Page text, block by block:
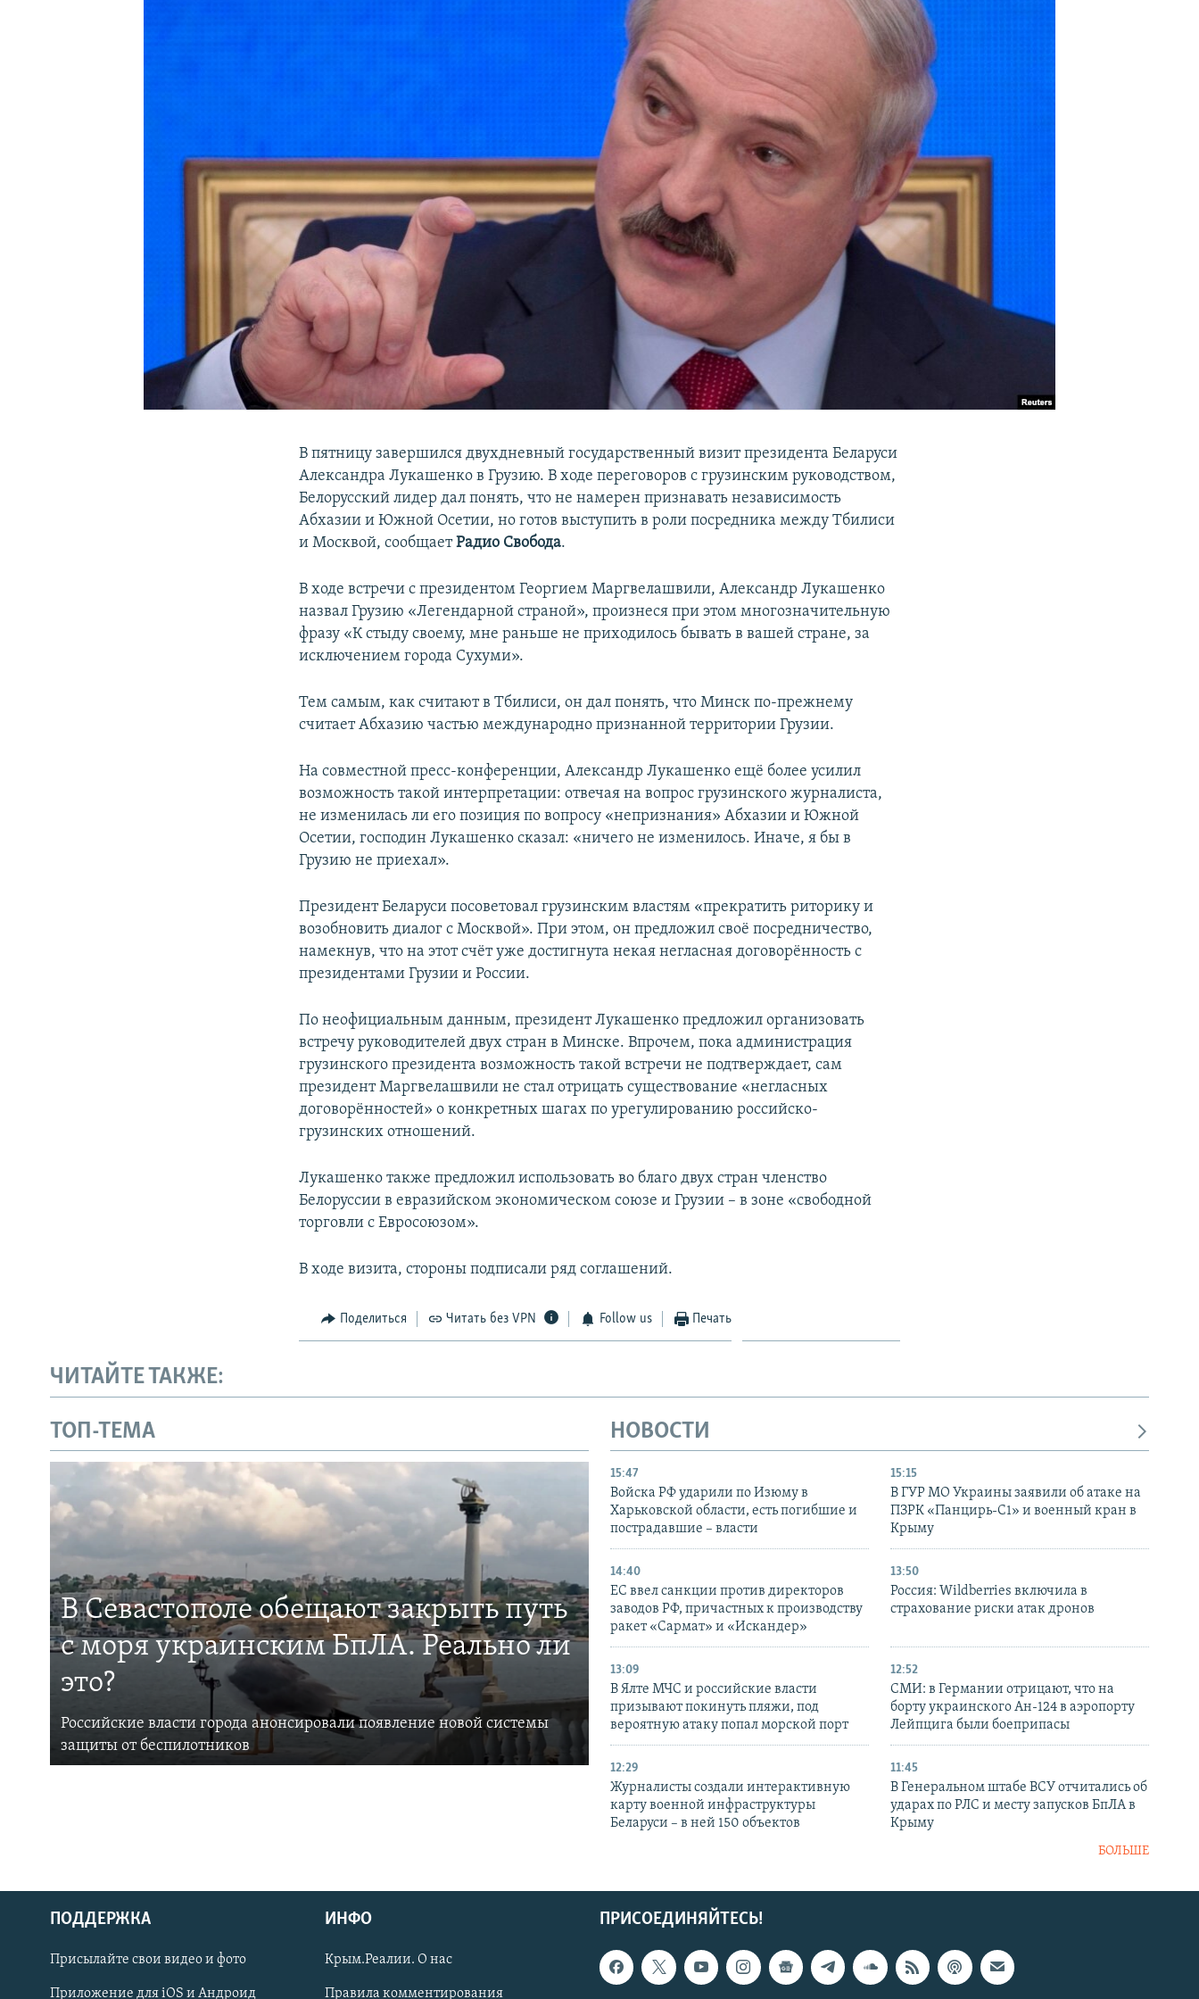
Українською
Qırımtatar
В пятницу завершился двухдневный государственный визит президента Беларуси
Александра Лукашенко в Грузию. В ходе переговоров с грузинским руководством,
Белорусский лидер дал понять, что не намерен признавать независимость
Абхазии и Южной Осетии, но готов выступить в роли посредника между Тбилиси
и Москвой, сообщаетРадио Свобода.
В ходе встречи с президентом Георгием Маргвелашвили, Александр Лукашенко
назвал Грузию «Легендарной страной», произнеся при этом многозначительную
фразу «К стыду своему, мне раньше не приходилось бывать в вашей стране, за
исключением города Сухуми».
Тем самым, как считают в Тбилиси, он дал понять, что Минск по-прежнему
считает Абхазию частью международно признанной территории Грузии.
На совместной пресс-конференции, Александр Лукашенко ещё более усилил
возможность такой интерпретации: отвечая на вопрос грузинского журналиста,
не изменилась ли его позиция по вопросу «непризнания» Абхазии и Южной
Осетии, господин Лукашенко сказал: «ничего не изменилось. Иначе, я бы в
Грузию не приехал».
Президент Беларуси посоветовал грузинским властям «прекратить риторику и
возобновить диалог с Москвой». При этом, он предложил своё посредничество,
намекнув, что на этот счёт уже достигнута некая негласная договорённость с
президентами Грузии и России.
По неофициальным данным, президент Лукашенко предложил организовать
встречу руководителей двух стран в Минске. Впрочем, пока администрация
грузинского президента возможность такой встречи не подтверждает, сам
президент Маргвелашвили не стал отрицать существование «негласных
договорённостей» о конкретных шагах по урегулированию российско-
грузинских отношений.
Лукашенко также предложил использовать во благо двух стран членство
Белоруссии в евразийском экономическом союзе и Грузии – в зоне «свободной
торговли с Евросоюзом».
В ходе визита, стороны подписали ряд соглашений.
Поделиться Читать без VPN Follow us Печать
ЧИТАЙТЕ ТАКЖЕ:
ТОП-ТЕМА
В Севастополе обещают закрыть путь
с моря украинским БпЛА. Реально ли
это?
Российские власти города анонсировали появление новой системы
защиты от беспилотников
НОВОСТИ
15:47
Войска РФ ударили по Изюму в
Харьковской области, есть погибшие и
пострадавшие – власти
15:15
В ГУР МО Украины заявили об атаке на
ПЗРК «Панцирь-С1» и военный кран в
Крыму
14:40
ЕС ввел санкции против директоров
заводов РФ, причастных к производству
ракет «Сармат» и «Искандер»
13:50
Россия: Wildberries включила в
страхование риски атак дронов
13:09
В Ялте МЧС и российские власти
призывают покинуть пляжи, под
вероятную атаку попал морской порт
12:52
СМИ: в Германии отрицают, что на
борту украинского Ан-124 в аэропорту
Лейпцига были боеприпасы
12:29
Журналисты создали интерактивную
карту военной инфраструктуры
Беларуси – в ней 150 объектов
11:45
В Генеральном штабе ВСУ отчитались об
ударах по РЛС и месту запусков БпЛА в
Крыму
БОЛЬШЕ
ПРИСОЕДИНЯЙТЕСЬ!
ПОДДЕРЖКА
Присылайте свои видео и фото
Приложение для iOS и Андроид
ИНФО
Крым.Реалии. О нас
Правила комментирования